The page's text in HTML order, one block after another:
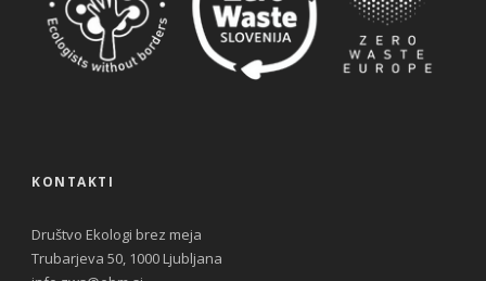
KONTAKTI
Društvo Ekologi brez meja
Trubarjeva 50, 1000 Ljubljana